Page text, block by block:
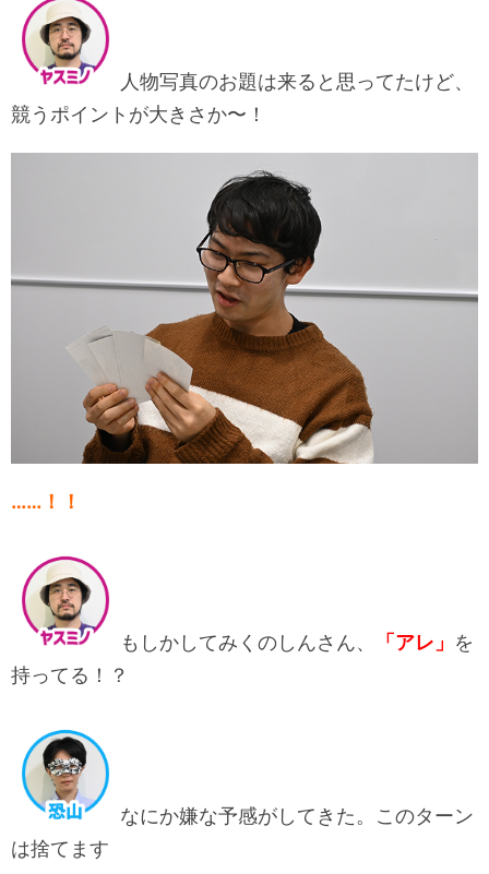
人物写真のお題は来ると思ってたけど、
競うポイントが大きさか〜！
……！！
もしかしてみくのしんさん、 「アレ」 を
持ってる！？
なにか嫌な予感がしてきた。このターン
は捨てます